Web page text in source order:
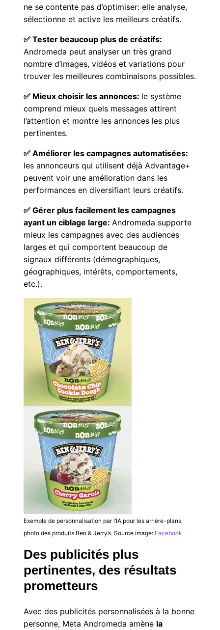
ne se contente pas d’optimiser: elle analyse,
sélectionne et active les meilleurs créatifs.
✅ Tester beaucoup plus de créatifs:
Andromeda peut analyser un très grand
nombre d’images, vidéos et variations pour
trouver les meilleures combinaisons possibles.
✅ Mieux choisir les annonces: le système
comprend mieux quels messages attirent
l’attention et montre les annonces les plus
pertinentes.
✅ Améliorer les campagnes automatisées:
les annonceurs qui utilisent déjà Advantage+
peuvent voir une amélioration dans les
performances en diversifiant leurs créatifs.
✅ Gérer plus facilement les campagnes
ayant un ciblage large: Andromeda supporte
mieux les campagnes avec des audiences
larges et qui comportent beaucoup de
signaux différents (démographiques,
géographiques, intérêts, comportements,
etc.).
Exemple de personnalisation par l’IA pour les arrière-plans
photo des produits Ben & Jerry’s. Source image: Facebook
Des publicités plus
pertinentes, des résultats
prometteurs
Avec des publicités personnalisées à la bonne
personne, Meta Andromeda amène la